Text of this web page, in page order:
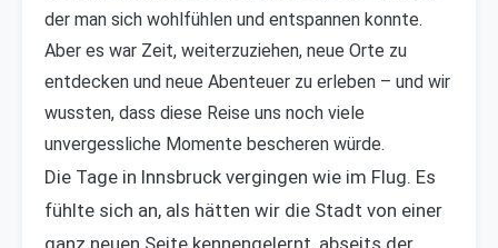
der man sich wohlfühlen und entspannen konnte.
Aber es war Zeit, weiterzuziehen, neue Orte zu
entdecken und neue Abenteuer zu erleben – und wir
wussten, dass diese Reise uns noch viele
unvergessliche Momente bescheren würde.
Die Tage in Innsbruck vergingen wie im Flug. Es
fühlte sich an, als hätten wir die Stadt von einer
ganz neuen Seite kennengelernt, abseits der